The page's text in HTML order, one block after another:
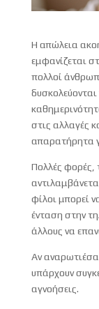
Η απώλεια
εμφανίζεται
πολλοί
στις αλλαγές
απαρατήρητα
Πολλές φορές,
φίλοι μπορεί
ένταση στην
άλλους να
Αν
υπάρχουν
αγνοήσεις.